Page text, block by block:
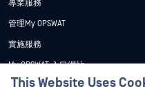
專業服務
管理My OPSWAT
實施服務
My OPSWAT 入口網站
技術檔案
This Website Uses